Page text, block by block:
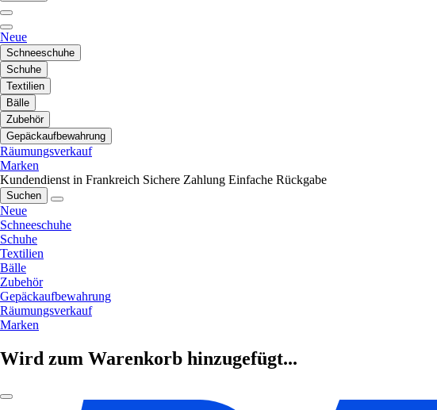
Neue
Schneeschuhe
Schuhe
Textilien
Bälle
Zubehör
Gepäckaufbewahrung
Räumungsverkauf
Marken
Kundendienst in Frankreich Sichere Zahlung Einfache Rückgabe
Suchen
Neue
Schneeschuhe
Schuhe
Textilien
Bälle
Zubehör
Gepäckaufbewahrung
Räumungsverkauf
Marken
Wird zum Warenkorb hinzugefügt...